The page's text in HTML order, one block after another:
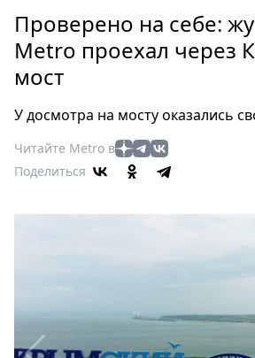
Россия
Мир
Туризм
Мода
Театр
релизы
О
Проверено на себе:
Metro проехал через
мост
У досмотра на мосту оказались
Читайте Metro в
Поделиться